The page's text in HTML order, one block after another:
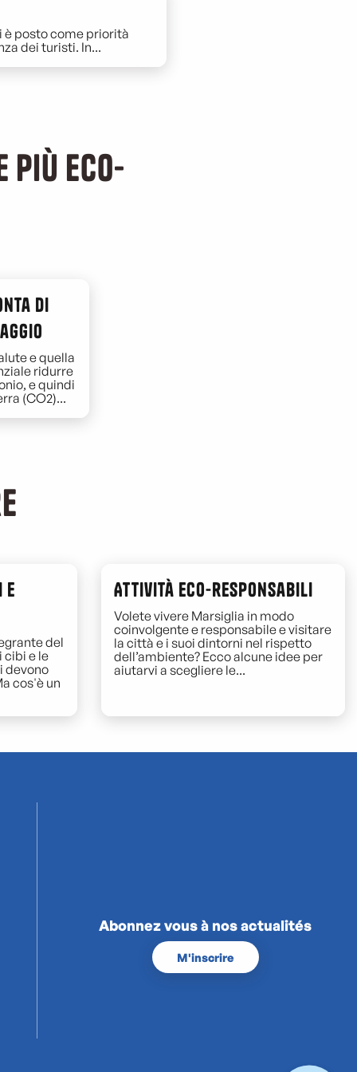
è posto come priorità
dei turisti. In...
più eco-
di
e quella
ridurre
e quindi
(CO2)...
del
cibi e le
devono
cos'è un
Attività eco-responsabili
Volete vivere Marsiglia in modo
coinvolgente e responsabile e visitare
la città e i suoi dintorni nel rispetto
dell’ambiente? Ecco alcune idee per
aiutarvi a scegliere le...
Abonnez vous à nos actualités
M'inscrire